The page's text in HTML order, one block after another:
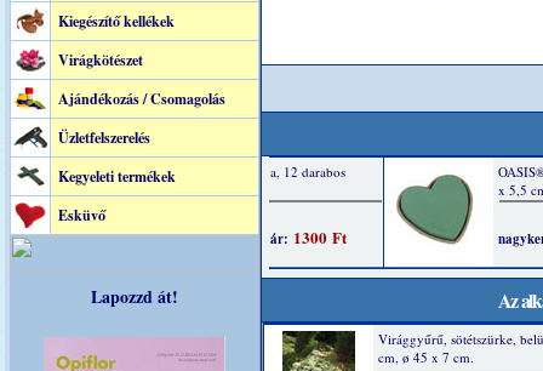
Kiegészítő kellékek
Virágkötészet
Ajándékozás / Csomagolás
Üzletfelszerelés
Kegyeleti termékek
Esküvő
Lapozzd át! Az
Virággyűrű, sötétszürke,
cm, ø 45 x 7 cm.